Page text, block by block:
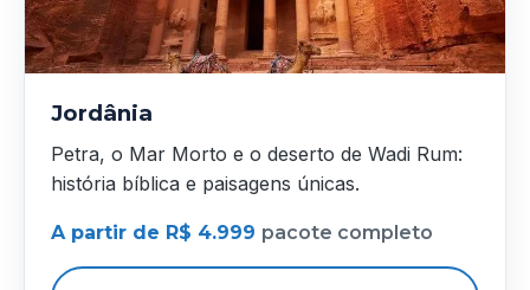
Jordânia
Petra, o Mar Morto e o deserto de Wadi Rum:
história bíblica e paisagens únicas.
A partir de R$ 4.999 pacote completo